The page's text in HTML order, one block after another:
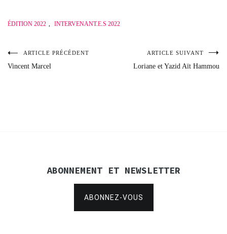
ÉDITION 2022 INTERVENANT.E.S 2022
Navigation
ARTICLE PRÉCÉDENT
Vincent Marcel
ARTICLE SUIVANT
Loriane et Yazid Aït Hammou
ABONNEMENT ET NEWSLETTER
ABONNEZ-VOUS